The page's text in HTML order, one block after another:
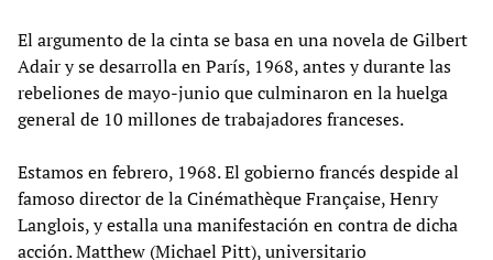
El argumento de la cinta se basa en una novela de Gilbert
Adair y se desarrolla en París, 1968, antes y durante las
rebeliones de mayo-junio que culminaron en la huelga
general de 10 millones de trabajadores franceses.
Estamos en febrero, 1968. El gobierno francés despide al
famoso director de la Cinémathèque Française, Henry
Langlois, y estalla una manifestación en contra de dicha
acción. Matthew (Michael Pitt), universitario